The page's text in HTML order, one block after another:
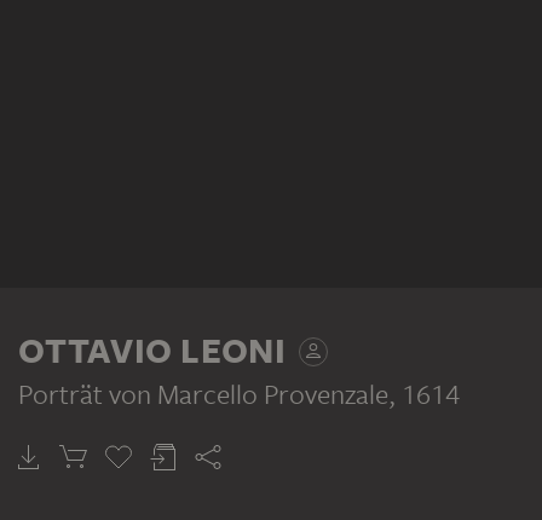
OTTAVIO LEONI
Porträt von Marcello Provenzale, 1614